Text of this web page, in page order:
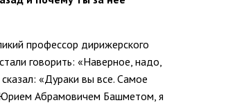
профессор дирижерского
говорить: «Наверное, надо,
«Дураки вы все. Самое
Юрием Абрамовичем Башметом, я